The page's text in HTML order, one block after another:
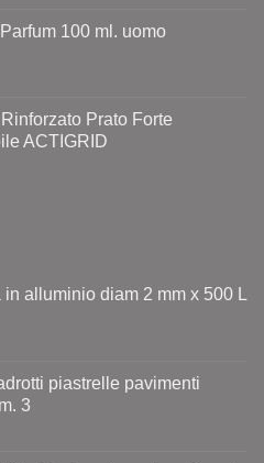
100 ml. uomo
Prato Forte
ACTIGRID
alluminio diam 2 mm x 500 L
piastrelle pavimenti
3